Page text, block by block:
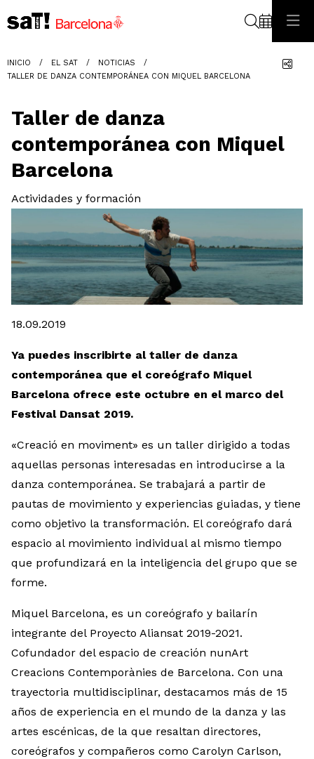
INICIO EL SAT
NOTICIAS
TALLER DE DANZA CONTEMPORÁNEA CON MIQUEL BARCELONA
Taller de danza
contemporánea con Miquel
Barcelona
Actividades y formación
18.09.2019
Ya puedes inscribirte al taller de danza
contemporánea que el coreógrafo Miquel
Barcelona ofrece este octubre en el marco del
Festival Dansat 2019.
«Creació en moviment» es un taller dirigido a todas
aquellas personas interesadas en introducirse a la
danza contemporánea. Se trabajará a partir de
pautas de movimiento y experiencias guiadas, y tiene
como objetivo la transformación. El coreógrafo dará
espacio al movimiento individual al mismo tiempo
que profundizará en la inteligencia del grupo que se
forme.
Miquel Barcelona, es un coreógrafo y bailarín
integrante del Proyecto Aliansat 2019-2021.
Cofundador del espacio de creación nunArt
Creacions Contemporànies de Barcelona. Con una
trayectoria multidisciplinar, destacamos más de 15
años de experiencia en el mundo de la danza y las
artes escénicas, de la que resaltan directores,
coreógrafos y compañeros como Carolyn Carlson,